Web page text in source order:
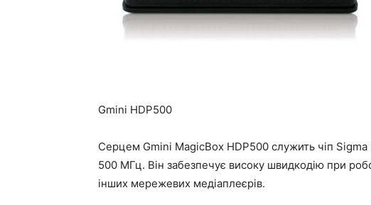
Gmini HDP500
Серцем Gmini MagicBox HDP500 служить чіп
500 МГц. Він забезпечує високу швидкодію при
інших мережевих медіаплеєрів.